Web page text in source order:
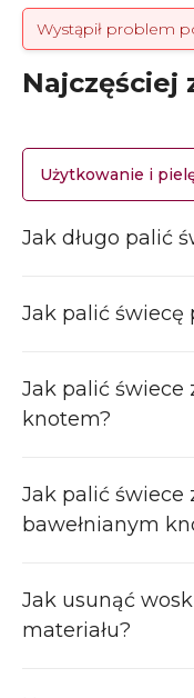
Wystąpił problem
Najczęściej
Użytkowanie i
Jak długo palić
Jak palić świecę
Jak palić świece
knotem?
Jak palić świece
bawełnianym
Jak usunąć
materiału?